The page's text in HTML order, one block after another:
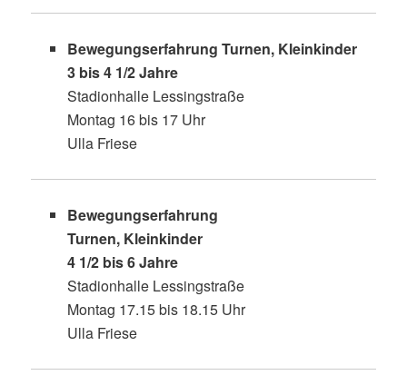
BewegungserfahrungTurnen, Kleinkinder
3 bis 4 1/2 Jahre
Stadionhalle Lessingstraße
Montag 16 bis 17 Uhr
Ulla Friese
Bewegungserfahrung
Turnen, Kleinkinder
4 1/2 bis 6 Jahre
Stadionhalle Lessingstraße
Montag 17.15 bis 18.15 Uhr
Ulla Friese